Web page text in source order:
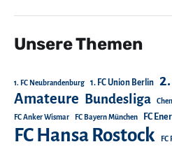
Unsere Themen
1. FC Neubrandenburg 1. FC Union Berlin
Amateure Bundesliga
FC Anker Wismar FC Bayern München FC
FC Hansa Rostock